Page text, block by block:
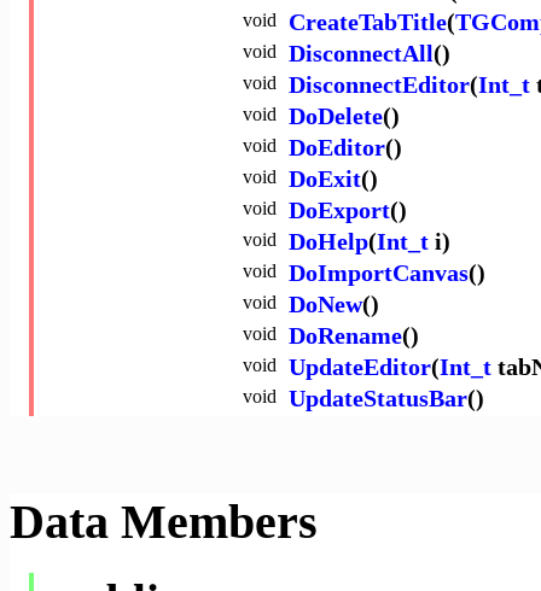
void CreateTabTitle(
void DisconnectAll()
void DisconnectEditor(Int_t
void DoDelete()
void DoEditor()
void DoExit()
void DoExport()
void DoHelp(Int_t i)
void DoImportCanvas()
void DoNew()
void DoRename()
void UpdateEditor(Int_t
void UpdateStatusBar()
Data Members